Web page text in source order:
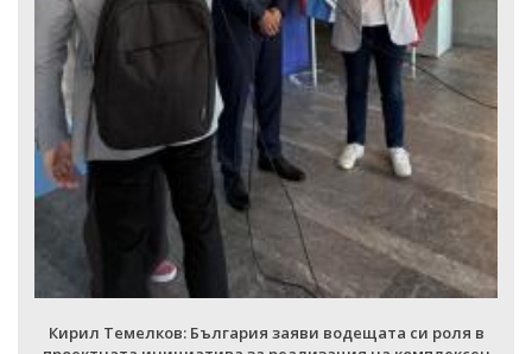
Кирил Темелков: България заяви водещата си роля
проектната инициатива за реализация на
електропреносен коридор Изток-Запад
ВСИЧКИ ФОТОГАЛЕРИИ